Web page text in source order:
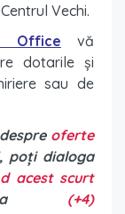
Vechi.
Office vă
dotarile și
sau de
oferte
, poți dialoga
acest scurt
la (+4)